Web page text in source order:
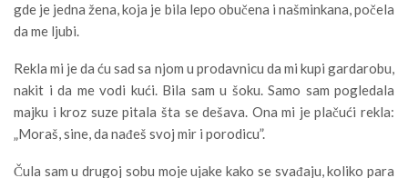
gde je jedna žena, koja je bila lepo obučena i našminkana, počela
da me ljubi.
Rekla mi je da ću sad sa njom u prodavnicu da mi kupi gardarobu,
nakit i da me vodi kući. Bila sam u šoku. Samo sam pogledala
majku i kroz suze pitala šta se dešava. Ona mi je plačući rekla:
„Moraš, sine, da nađeš svoj mir i porodicu”.
Čula sam u drugoj sobu moje ujake kako se svađaju, koliko para